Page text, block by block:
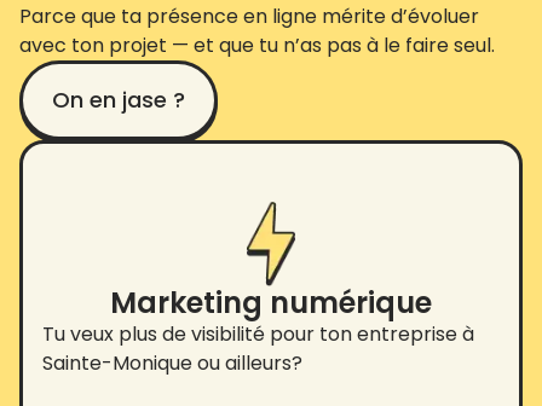
Parce que ta présence en ligne mérite d’évoluer
avec ton projet — et que tu n’as pas à le faire seul.
On en jase ?
Marketing numérique
Tu veux plus de visibilité pour ton entreprise à
Sainte-Monique ou ailleurs?